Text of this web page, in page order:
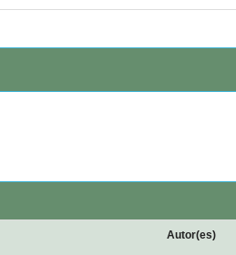
Autor(es)